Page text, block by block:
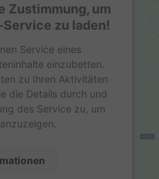
Zustimmung, um
zu laden!
Service eines
einzubetten.
zu Ihren Aktivitäten
die Details durch und
des Service zu, um